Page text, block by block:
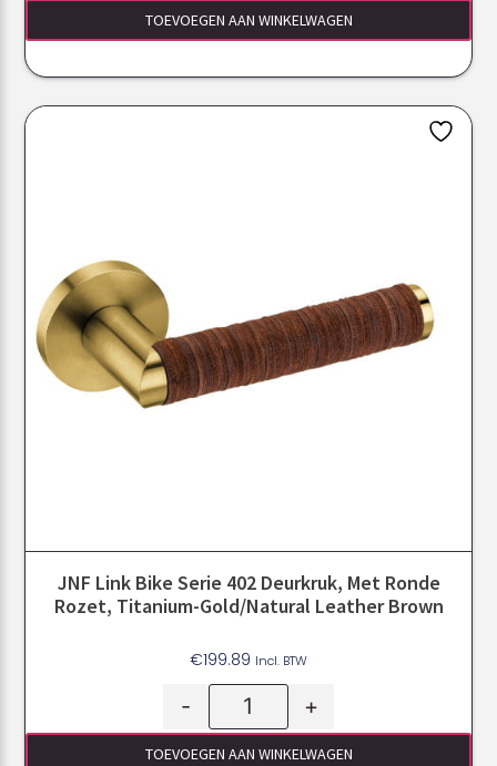
TOEVOEGEN AAN WINKELWAGEN
JNF Link Bike Serie 402 Deurkruk, Met Ronde
Rozet, Titanium-Gold/Natural Leather Brown
€199.89 Incl. BTW
- +
TOEVOEGEN AAN WINKELWAGEN